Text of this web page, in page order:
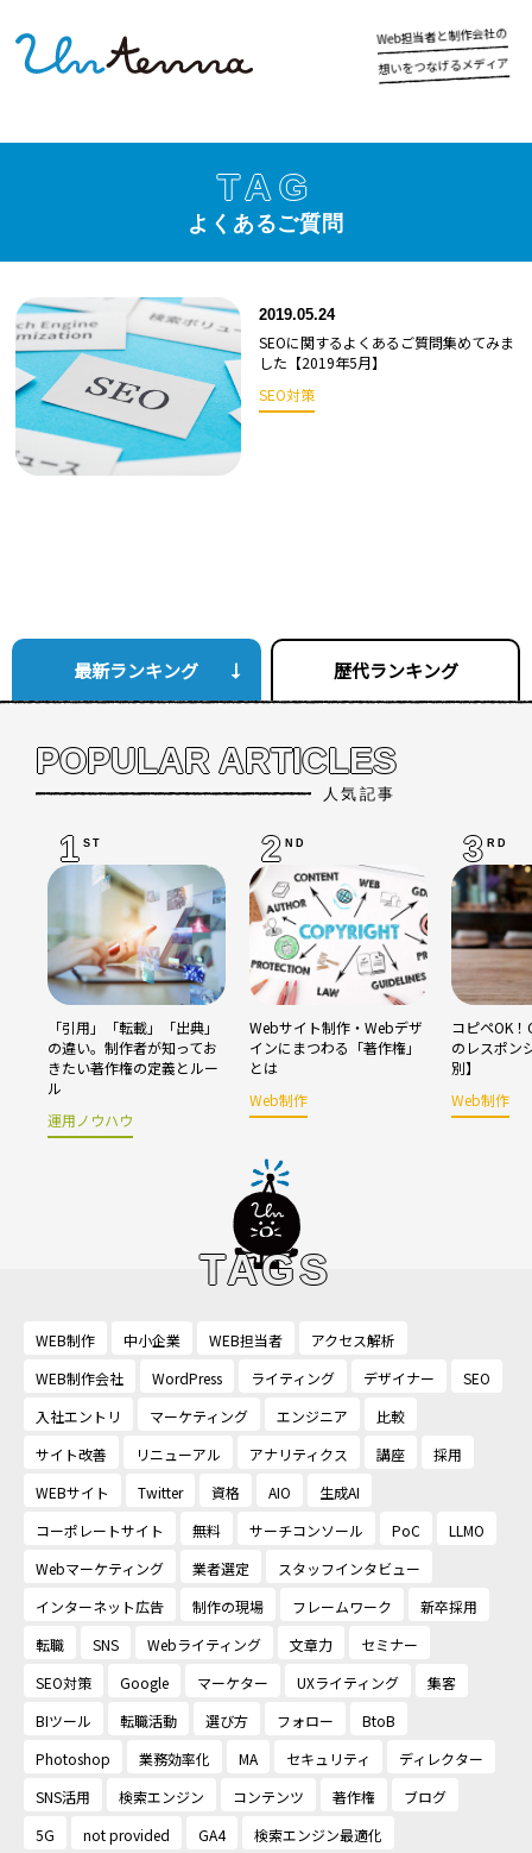
Web担当者と制作会社の
想いをつなげるメディア
TAG
よくあるご質問
2019.05.24
SEOに関するよくあるご質問集めてみま
した【2019年5月】
SEO対策
最新ランキング 歴代ランキング
POPULAR ARTICLES
人気記事
1 ST
「引用」「転載」「出典」
の違い。制作者が知ってお
きたい著作権の定義とルー
ル
運用ノウハウ
2 ND
Webサイト制作・Webデザ
インにまつわる「著作権」
とは
Web制作
3 RD
コピペOK
のレスポン
別】
Web制作
TAGS
WEB制作 中小企業 WEB担当者
アクセス解析
WEB制作会社
WordPress ライティング デザイナー
SEO
入社エントリ
マーケティング エンジニア
比較
サイト改善
リニューアル アナリティクス 講座
採用
WEBサイト
Twitter 資格 AIO
生成AI
コーポレートサイト
無料 サーチコンソール PoC
LLMO
Webマーケティング
業者選定
スタッフインタビュー
インターネット広告
制作の現場 フレームワーク
新卒採用
転職
SNS Webライティング 文章力
セミナー
SEO対策
Google マーケター UXライティング
集客
BIツール
転職活動 選び方 フォロー
BtoB
Photoshop
業務効率化 MA セキュリティ
ディレクター
SNS活用
検索エンジン コンテンツ 著作権
ブログ
5G
not provided GA4
検索エンジン最適化